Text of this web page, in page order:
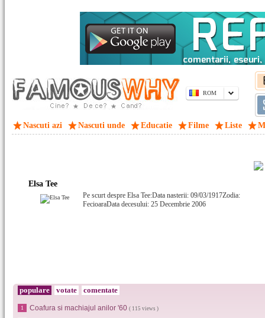
ROM
Nascuti azi Nascuti unde Educatie Filme Liste
Elsa Tee
Pe scurt despre Elsa Tee:Data nasterii: 09/03/1917Zodia:
FecioaraData decesului: 25 Decembrie 2006
populare votate comentate
1 Coafura si machiajul anilor '60 ( 115 views )